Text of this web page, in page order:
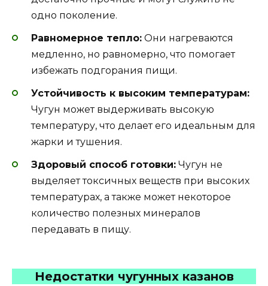
одно поколение.
Равномерное тепло: Они нагреваются
медленно, но равномерно, что помогает
избежать подгорания пищи.
Устойчивость к высоким температурам:
Чугун может выдерживать высокую
температуру, что делает его идеальным для
жарки и тушения.
Здоровый способ готовки: Чугун не
выделяет токсичных веществ при высоких
температурах, а также может некоторое
количество полезных минералов
передавать в пищу.
Недостатки чугунных казанов